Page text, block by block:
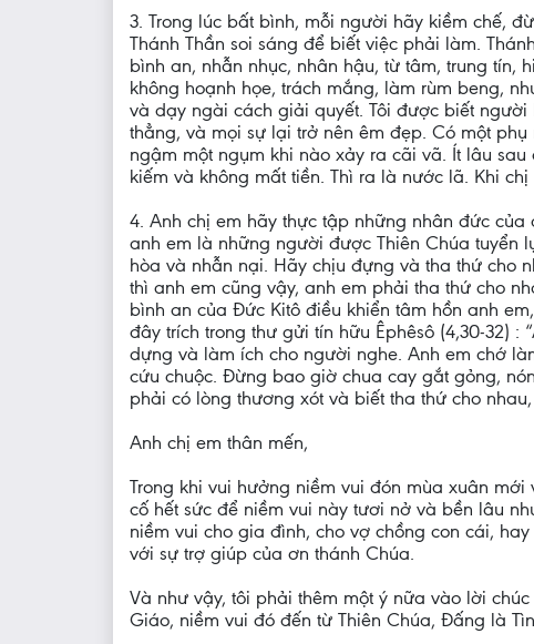
3. Trong lúc bất bình, mỗi người hãy kiềm chế,
Thánh Thần soi sáng để biết việc phải làm.
bình an, nhẫn nhục, nhân hậu, từ tâm, trung tín,
không hoạnh họe, trách mắng, làm rùm beng,
và dạy ngài cách giải quyết. Tôi được biết
thẳng, và mọi sự lại trở nên êm đẹp. Có một
ngậm một ngụm khi nào xảy ra cãi vã. Ít lâu
kiếm và không mất tiền. Thì ra là nước lã. Khi
4. Anh chị em hãy thực tập những nhân đức của
anh em là những người được Thiên Chúa tuyển
hòa và nhẫn nại. Hãy chịu đựng và tha thứ cho
thì anh em cũng vậy, anh em phải tha thứ cho
bình an của Ðức Kitô điều khiển tâm hồn anh
đây trích trong thư gửi tín hữu Êphêsô (4,30-32)
dựng và làm ích cho người nghe. Anh em chớ
cứu chuộc. Đừng bao giờ chua cay gắt gỏng,
phải có lòng thương xót và biết tha thứ cho
Anh chị em thân mến,
Trong khi vui hưởng niềm vui đón mùa xuân
cố hết sức để niềm vui này tươi nở và bền lâu
niềm vui cho gia đình, cho vợ chồng con cái,
với sự trợ giúp của ơn thánh Chúa.
Và như vậy, tôi phải thêm một ý nữa vào lời
Giáo, niềm vui đó đến từ Thiên Chúa, Đấng là